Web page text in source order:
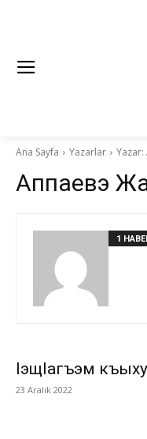
Ana Sayfa Yazarlar
Аппаевэ
1
IэщIагъэм
23 Aralık 2022